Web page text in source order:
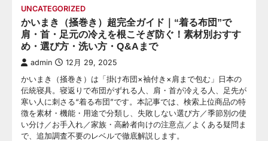
UNCATEGORIZED
かいまき（掻巻き）超完全ガイド｜“着る布団”で
肩・首・足元の冷えを根こそぎ防ぐ！素材別おすす
め・選び方・洗い方・Q&Aまで
admin 12月 29, 2025
かいまき（掻巻き）は「掛け布団×袖付き×肩まで包む」日本の
伝統寝具。寝返りで布団がずれる人、肩・首が冷える人、足先が
寒い人に刺さる“着る布団”です。本記事では、検索上位商品の特
徴を素材・機能・用途で分類し、失敗しない選び方／季節別の使
い分け／お手入れ／家族・高齢者向けの注意点／よくある疑問ま
で、追加調査不要のレベルで徹底解説します。